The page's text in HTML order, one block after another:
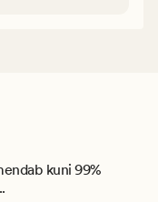
kuni 99%